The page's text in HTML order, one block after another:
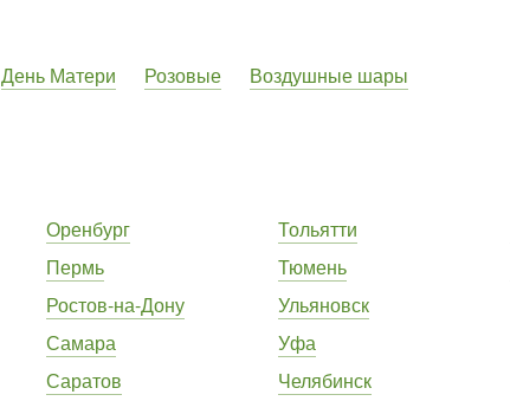
День Матери Розовые Воздушные шары
Оренбург
Пермь
Ростов-на-Дону
Самара
Саратов
Тольятти
Тюмень
Ульяновск
Уфа
Челябинск